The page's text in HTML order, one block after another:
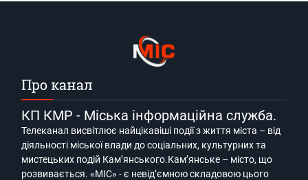
Про канал
КП КМР - Міська інформаційна служба.
Телеканал висвітлює найцікавіші події з життя міста – від
діяльності міської влади до соціальних, культурних та
мистецьких подій Кам’янського.Кам’янське – місто, що
розвивається. «МІС» - є невід’ємною складовою цього